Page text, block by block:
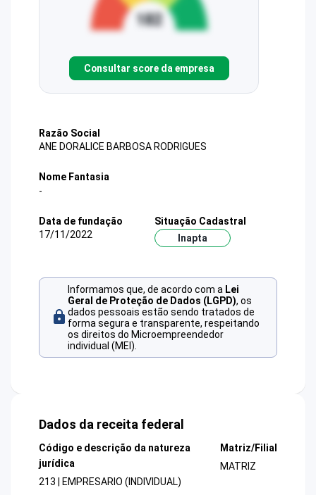
Consultar score da empresa
Razão Social
ANE DORALICE BARBOSA RODRIGUES
Nome Fantasia
-
Data de fundação
17/11/2022
Situação Cadastral
Inapta
Informamos que, de acordo com a Lei
Geral de Proteção de Dados (LGPD), os
dados pessoais estão sendo tratados de
forma segura e transparente, respeitando
os direitos do Microempreendedor
individual (MEI).
Dados da receita federal
Código e descrição da natureza
jurídica
213 | EMPRESARIO (INDIVIDUAL)
Matriz/Filial
MATRIZ